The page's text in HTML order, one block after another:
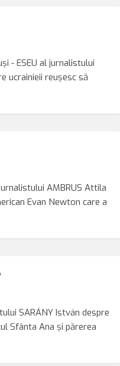
- ESEU al jurnalistului
ucrainieii reușesc să
AMBRUS Attila
Evan Newton care a
SARÁNY István despre
Sfânta Ana și părerea